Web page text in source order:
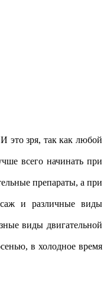
это зря, так как любой
всего начинать при
препараты, а при
и различные виды
виды двигательной
в холодное время